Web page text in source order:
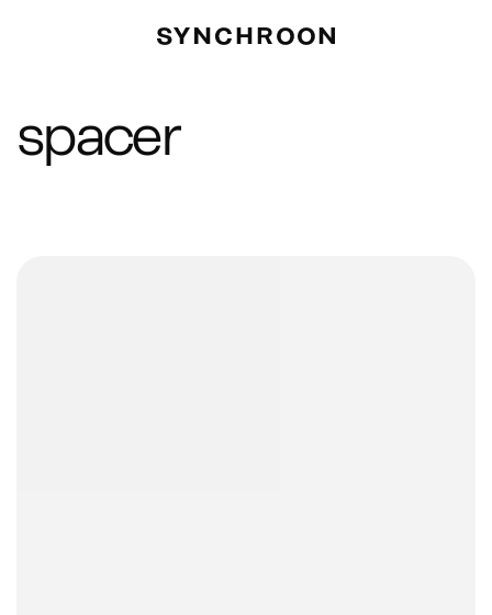
spacer